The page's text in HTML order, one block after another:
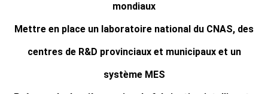
mondiaux
Mettre en place un laboratoire national du CNAS, des
centres de R&D provinciaux et municipaux et un
système MES